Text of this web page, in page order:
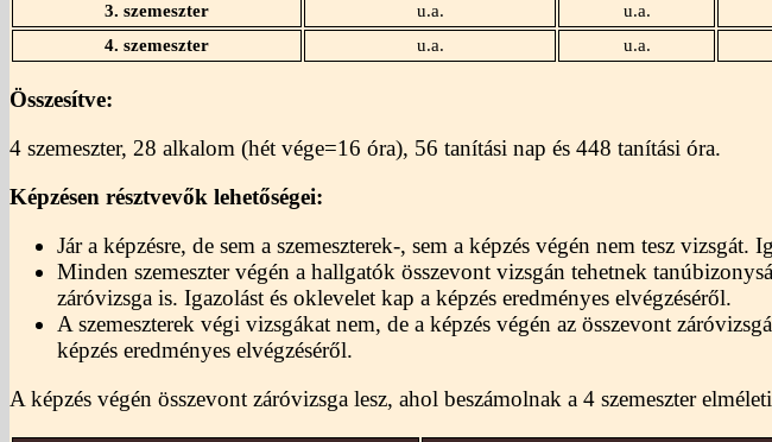
3. szemeszter
u.a. u.a.
4. szemeszter
u.a. u.a.
Összesítve:
4 szemeszter, 28 alkalom (hét vége=16 óra), 56 tanítási nap és 448 tanítási óra.
Képzésen résztvevők lehetőségei:
Jár a képzésre, de sem a szemeszterek-, sem a képzés végén nem tesz vizsgát.
Minden szemeszter végén a hallgatók összevont vizsgán tehetnek
záróvizsga is. Igazolást és oklevelet kap a képzés eredményes elvégzéséről.
A szemeszterek végi vizsgákat nem, de a képzés végén az összevont
képzés eredményes elvégzéséről.
A képzés végén összevont záróvizsga lesz, ahol beszámolnak a 4 szemeszter